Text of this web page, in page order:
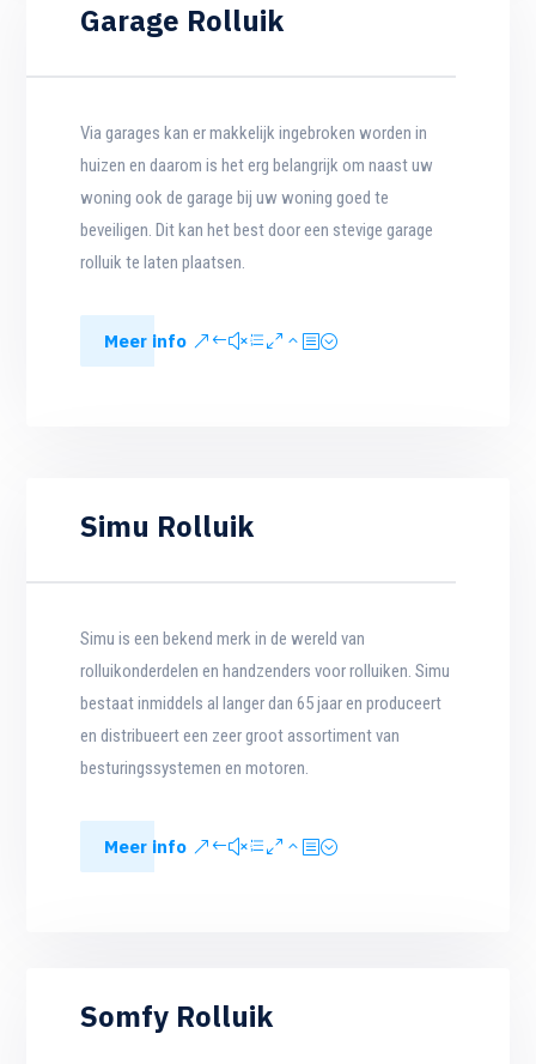
Garage Rolluik
Via garages kan er makkelijk ingebroken worden in
huizen en daarom is het erg belangrijk om naast uw
woning ook de garage bij uw woning goed te
beveiligen. Dit kan het best door een stevige garage
rolluik te laten plaatsen.
Meer info
Simu Rolluik
Simu is een bekend merk in de wereld van
rolluikonderdelen en handzenders voor rolluiken. Simu
bestaat inmiddels al langer dan 65 jaar en produceert
en distribueert een zeer groot assortiment van
besturingssystemen en motoren.
Meer info
Somfy Rolluik